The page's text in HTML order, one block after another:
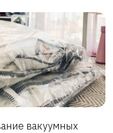
вакуумных